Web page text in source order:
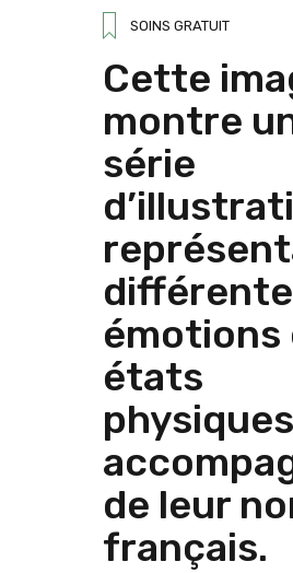
SOINS GRATUIT
Cette
montre
série
émotions
états
de leur
français.